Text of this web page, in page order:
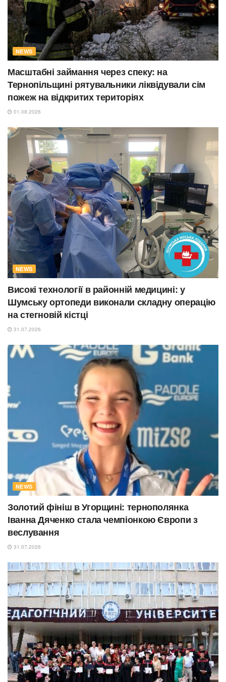
NEWS
Масштабні займання через спеку: на
Тернопільщині рятувальники ліквідували сім
пожеж на відкритих територіях
01.08.2026
NEWS
Високі технології в районній медицині: у
Шумську ортопеди виконали складну операцію
на стегновій кістці
31.07.2026
NEWS
Золотий фініш в Угорщині: тернополянка
Іванна Дяченко стала чемпіонкою Європи з
веслування
31.07.2026